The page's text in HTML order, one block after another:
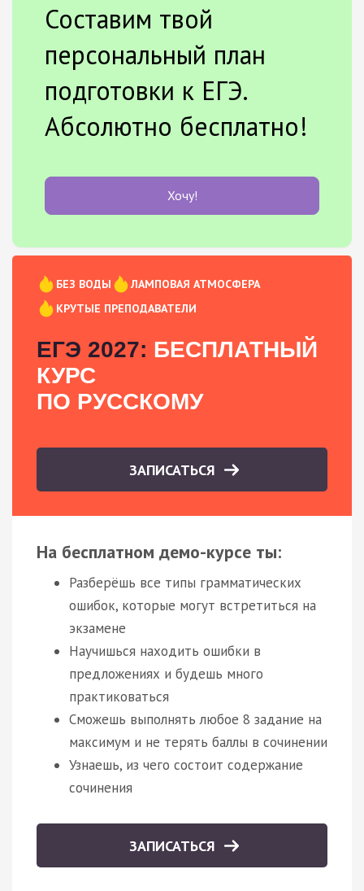
Составим твой
персональный план
подготовки к ЕГЭ.
Абсолютно бесплатно!
Хочу!
БЕЗ ВОДЫ
ЛАМПОВАЯ АТМОСФЕРА
КРУТЫЕ ПРЕПОДАВАТЕЛИ
ЕГЭ 2027: БЕСПЛАТНЫЙ
КУРС
ПО РУССКОМУ
ЗАПИСАТЬСЯ
На бесплатном демо-курсе ты:
Разберёшь все типы грамматических
ошибок, которые могут встретиться на
экзамене
Научишься находить ошибки в
предложениях и будешь много
практиковаться
Сможешь выполнять любое 8 задание на
максимум и не терять баллы в сочинении
Узнаешь, из чего состоит содержание
сочинения
ЗАПИСАТЬСЯ